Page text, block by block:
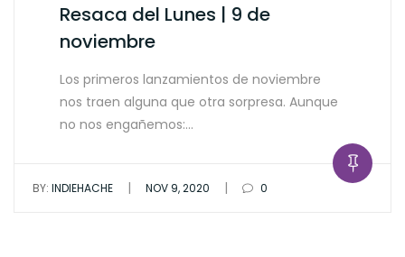
Resaca del Lunes | 9 de
noviembre
Los primeros lanzamientos de noviembre
nos traen alguna que otra sorpresa. Aunque
no nos engañemos:…
BY: INDIEHACHE | NOV 9, 2020 | 0